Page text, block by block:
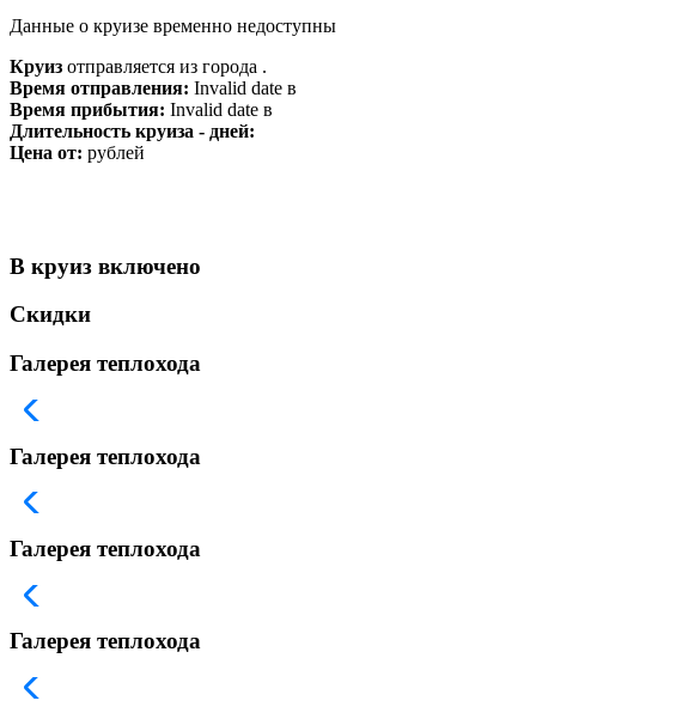
Данные о круизе временно недоступны
Круиз отправляется из города .
Время отправления: Invalid date в
Время прибытия: Invalid date в
Длительность круиза - дней:
Цена от: рублей
В круиз включено
Скидки
Галерея теплохода
Галерея теплохода
Галерея теплохода
Галерея теплохода